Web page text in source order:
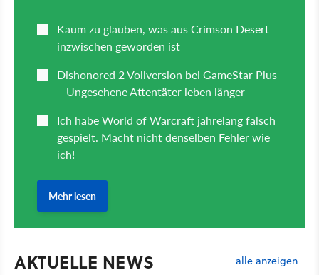
AKTUELLE NEWS alle anzeigen